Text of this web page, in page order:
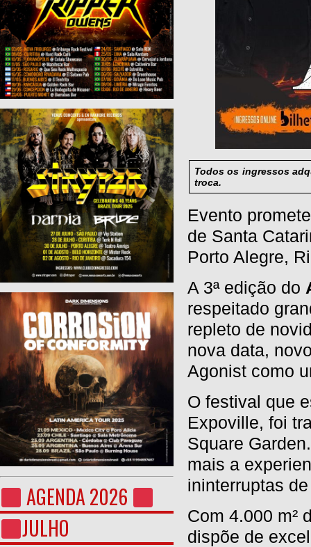
AGENDA 2026
JULHO
Todos os ingressos
troca.
Evento
de Santa
Porto Alegre,
A 3ª edição do
respeitado
repleto de
nova data,
Agonist como
O festival que
Expoville, foi
Square
mais a
ininterruptas
Com 4.000 m²
dispõe de